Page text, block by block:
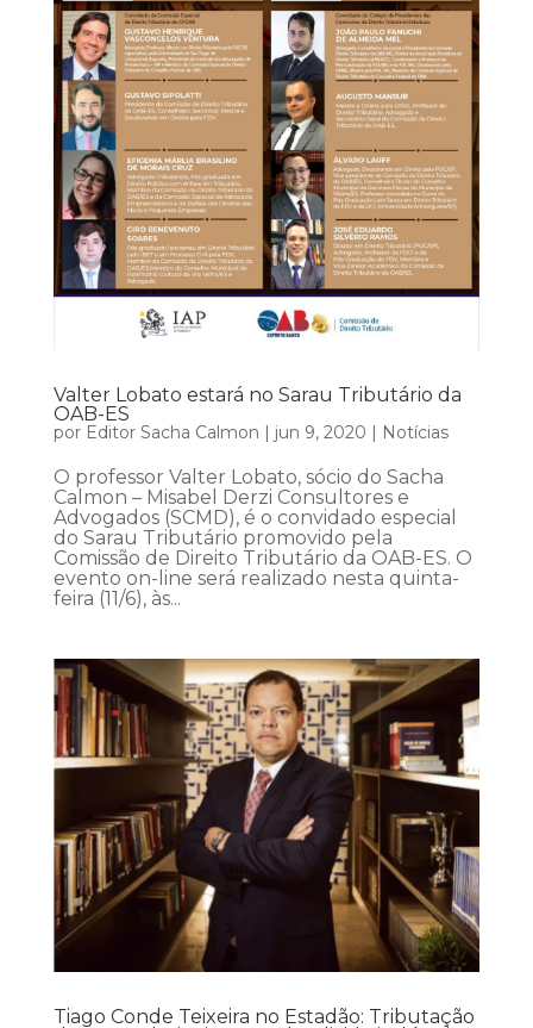
Valter Lobato estará no Sarau Tributário da
OAB-ES
por Editor Sacha Calmon | jun 9, 2020 | Notícias
O professor Valter Lobato, sócio do Sacha
Calmon – Misabel Derzi Consultores e
Advogados (SCMD), é o convidado especial
do Sarau Tributário promovido pela
Comissão de Direito Tributário da OAB-ES. O
evento on-line será realizado nesta quinta-
feira (11/6), às...
Tiago Conde Teixeira no Estadão: Tributação